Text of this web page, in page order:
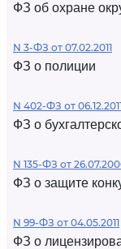
ФЗ об охране
N 3-ФЗ от 07.02.2011
ФЗ о полиции
N 402-ФЗ от
ФЗ о
N 135-ФЗ от
ФЗ о защите
N 99-ФЗ от 04.05.2011
ФЗ о